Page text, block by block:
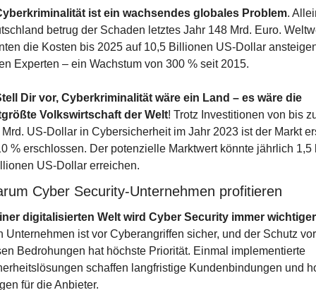
ist ein wachsendes globales Problem.
betrug der Schaden letztes Jahr 148 Mrd. Euro.
die Kosten bis 2025 auf 10,5 Billionen US-Dollar
Experten – ein Wachstum von 300 % seit 2015.
Dir vor, Cyberkriminalität wäre ein Land – es wäre die
Volkswirtschaft der Welt! Trotz Investitionen von bis
US-Dollar in Cybersicherheit im Jahr 2023 ist der Markt
% erschlossen. Der potenzielle Marktwert könnte jährlich 1,5
US-Dollar erreichen.
Cyber Security-Unternehmen profitieren
digitalisierten Welt wird Cyber Security immer wichtiger
Unternehmen ist vor Cyberangriffen sicher, und der Schutz vor
Bedrohungen hat höchste Priorität. Einmal implementierte
schaffen langfristige Kundenbindungen und
für die Anbieter.